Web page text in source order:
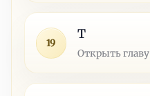
19
Т
Открыть главу